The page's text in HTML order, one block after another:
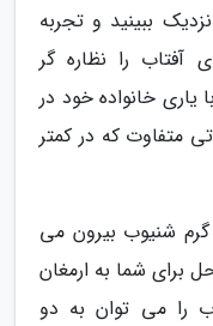
ببینید و تجربه
آفتاب را نظاره گر
یاری خانواده خود در
متفاوت که در کمتر
گرم شنیوب بیرون می
برای شما به ارمغان
را می توان به دو